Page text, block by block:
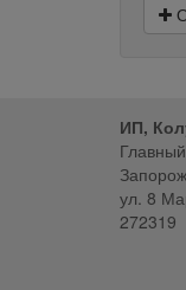
ИП,
ул. 8
272319